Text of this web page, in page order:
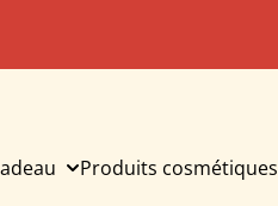
Produits cosmétiques